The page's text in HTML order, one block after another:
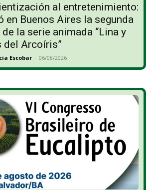
al entretenimiento:
en Buenos Aires la segunda
la serie animada “Lina y
del Arcoíris”
Escobar - 06/08/2026